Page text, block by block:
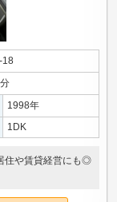
18
1998年
1DK
住や賃貸経営にも◎